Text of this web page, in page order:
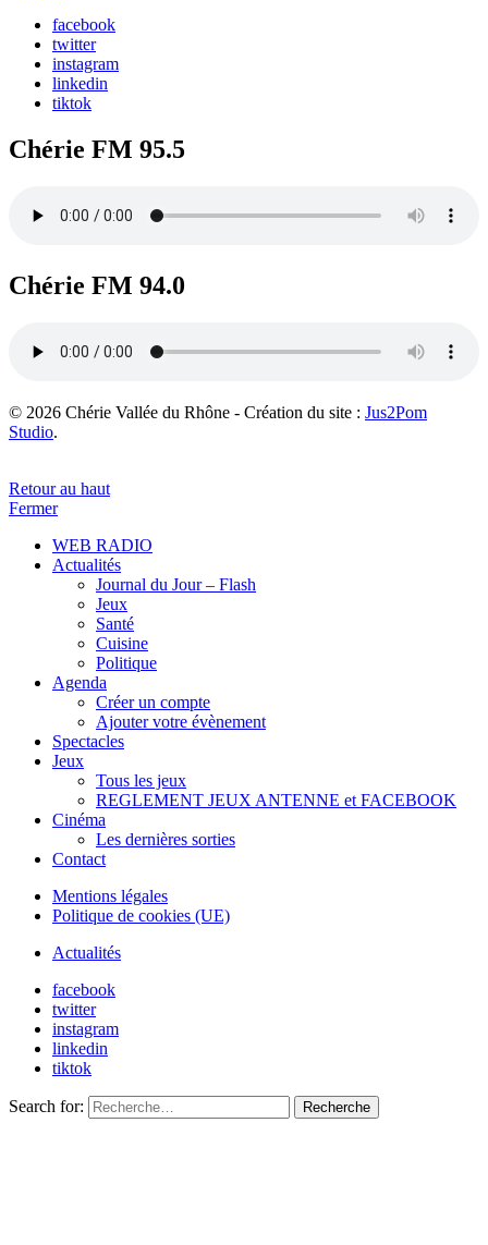
facebook
twitter
instagram
linkedin
tiktok
Chérie FM 95.5
Chérie FM 94.0
© 2026 Chérie Vallée du Rhône - Création du site : Jus2Pom
Studio.
Retour au haut
Fermer
WEB RADIO
Actualités
Journal du Jour – Flash
Jeux
Santé
Cuisine
Politique
Agenda
Créer un compte
Ajouter votre évènement
Spectacles
Jeux
Tous les jeux
REGLEMENT JEUX ANTENNE et FACEBOOK
Cinéma
Les dernières sorties
Contact
Mentions légales
Politique de cookies (UE)
Actualités
facebook
twitter
instagram
linkedin
tiktok
Search for: Recherche